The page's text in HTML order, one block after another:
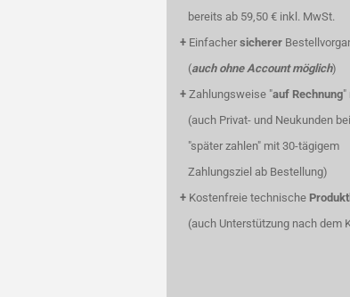
bereits ab 59,50 € inkl. MwSt.
+ Einfacher sicherer
(auch ohne Account möglich)
+ Zahlungsweise "auf Rechnung"
(auch Privat- und Neukunden bei
"später zahlen" mit 30-tägigem
Zahlungsziel ab Bestellung)
+ Kostenfreie technische
(auch Unterstützung nach dem